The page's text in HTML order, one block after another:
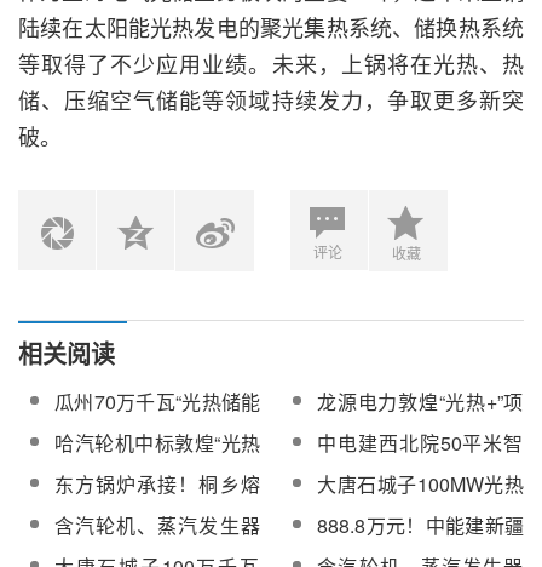
陆续在太阳能光热发电的聚光集热系统、储换热系统
等取得了不少应用业绩。未来，上锅将在光热、热
储、压缩空气储能等领域持续发力，争取更多新突
破。
评论 收藏
相关阅读
瓜州70万千瓦“光热储能
+”项目汽包及蒸汽发生
器吊装就位
龙源电力敦煌“光热+”项
目100MW熔盐线性菲涅
尔光热项目蒸汽发生器
(SGS）系统设备公开招
标项目中标候选人公示
哈汽轮机中标敦煌“光热
+”项目100MW熔盐线性
菲涅尔光热项目蒸汽发
生器(SGS）系统设备
中电建西北院50平米智
能定日镜及镜场控制系
统实证研究项目蒸汽发
生器设备采购项目竞谈
公告
东方锅炉承接！桐乡熔
盐储能示范项目熔盐蒸
汽发生器、再热器发运
大唐石城子100MW光热
发电科技创新示范项目
通过认定评审
含汽轮机、蒸汽发生器
等！大唐石城子100MW
888.8万元！中能建新疆
院预中标大唐石城子